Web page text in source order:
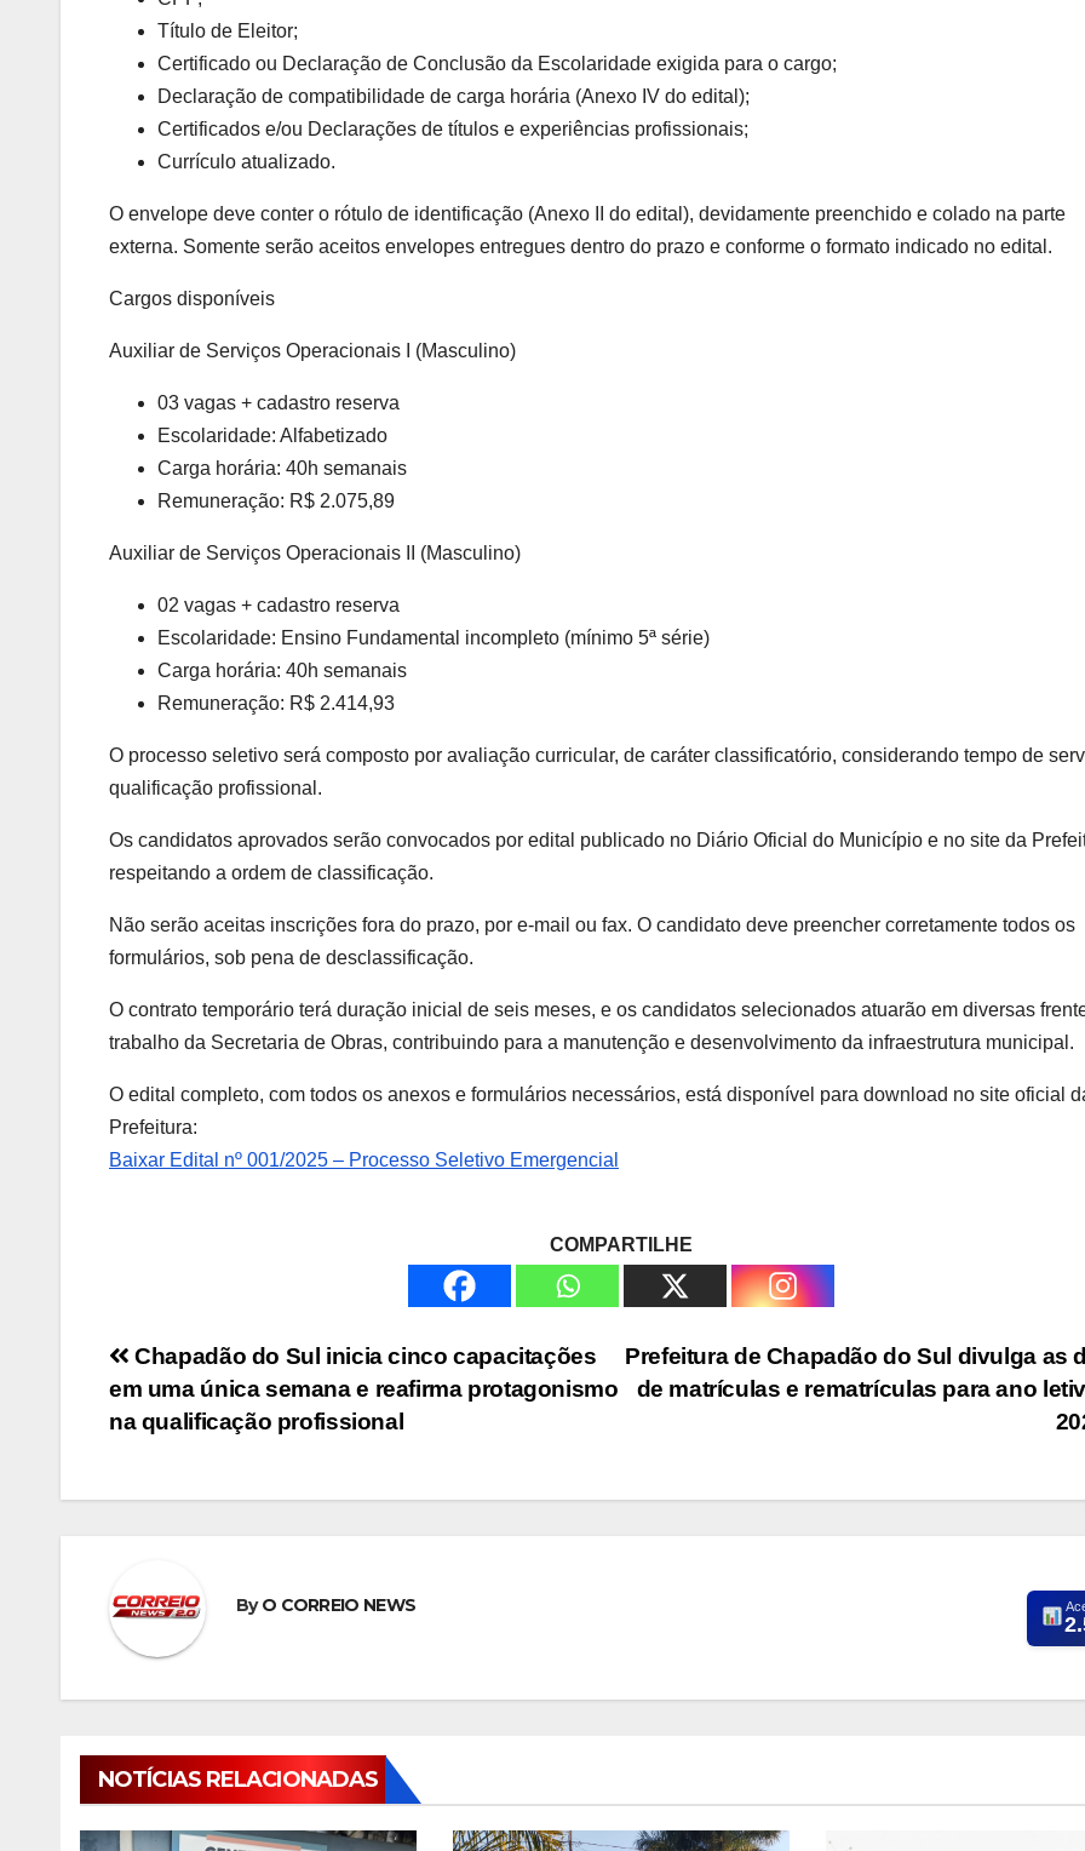
Título de Eleitor;
Certificado ou Declaração de Conclusão da Escolaridade exigida para o cargo;
Declaração de compatibilidade de carga horária (Anexo IV do edital);
Certificados e/ou Declarações de títulos e experiências profissionais;
Currículo atualizado.
O envelope deve conter o rótulo de identificação (Anexo II do edital), devidamente preenchido e colado na parte
externa. Somente serão aceitos envelopes entregues dentro do prazo e conforme o formato indicado no edital.
Cargos disponíveis
Auxiliar de Serviços Operacionais I (Masculino)
03 vagas + cadastro reserva
Escolaridade: Alfabetizado
Carga horária: 40h semanais
Remuneração: R$ 2.075,89
Auxiliar de Serviços Operacionais II (Masculino)
02 vagas + cadastro reserva
Escolaridade: Ensino Fundamental incompleto (mínimo 5ª série)
Carga horária: 40h semanais
Remuneração: R$ 2.414,93
O processo seletivo será composto por avaliação curricular, de caráter classificatório, considerando tempo de
qualificação profissional.
Os candidatos aprovados serão convocados por edital publicado no Diário Oficial do Município e no site da
respeitando a ordem de classificação.
Não serão aceitas inscrições fora do prazo, por e-mail ou fax. O candidato deve preencher corretamente todos os
formulários, sob pena de desclassificação.
O contrato temporário terá duração inicial de seis meses, e os candidatos selecionados atuarão em diversas
trabalho da Secretaria de Obras, contribuindo para a manutenção e desenvolvimento da infraestrutura municipal.
O edital completo, com todos os anexos e formulários necessários, está disponível para download no site oficial
Prefeitura:
Baixar Edital nº 001/2025 – Processo Seletivo Emergencial
COMPARTILHE
Navegação
de
Prefeitura de Chapadão do Sul divulga as
de matrículas e rematrículas para ano
Chapadão do Sul inicia cinco capacitações
em uma única semana e reafirma protagonismo
na qualificação profissional
ByO CORREIO NEWS
NOTÍCIAS RELACIONADAS